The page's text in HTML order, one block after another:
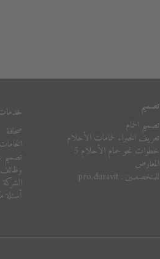
تصميم
تصميم الحمام
تعريف الخبراء لحمامات الأحلام
خطوات نحو حمام الأحلام 5
المعارض
للمتخصصين : pro.duravit
صحافة
الخامات
تصميم ،
وظائف
الشركة
أسئلة